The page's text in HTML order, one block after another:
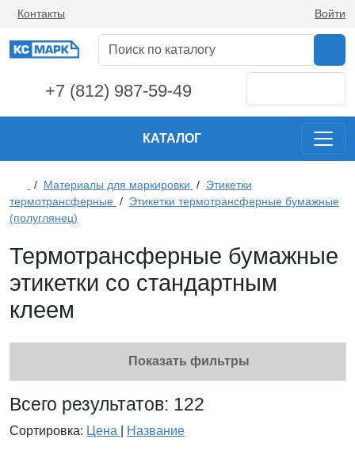
Контакты Войти
+7 (812) 987-59-49
КАТАЛОГ
/ Материалы для маркировки / Этикетки
термотрансферные / Этикетки термотрансферные бумажные
(полуглянец)
Термотрансферные бумажные
этикетки со стандартным
клеем
Показать фильтры
Всего результатов: 122
Сортировка: Цена Название